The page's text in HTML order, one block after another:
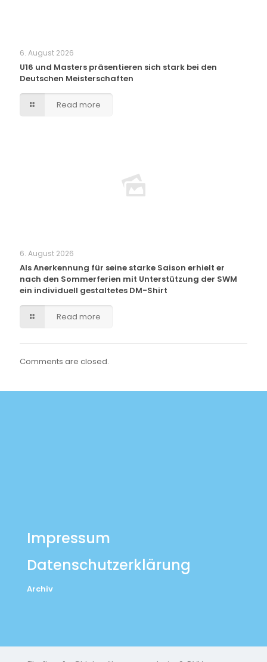
6. August 2026
U16 und Masters präsentieren sich stark bei den
Deutschen Meisterschaften
Read more
6. August 2026
Als Anerkennung für seine starke Saison erhielt er
nach den Sommerferien mit Unterstützung der SWM
ein individuell gestaltetes DM-Shirt
Read more
Comments are closed.
Impressum
Datenschutzerklärung
Archiv